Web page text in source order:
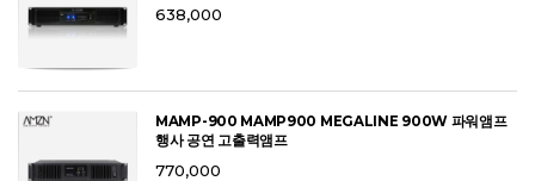
638,000
MAMP-900 MAMP900 MEGALINE 900W 파워앰프
행사 공연 고출력앰프
770,000